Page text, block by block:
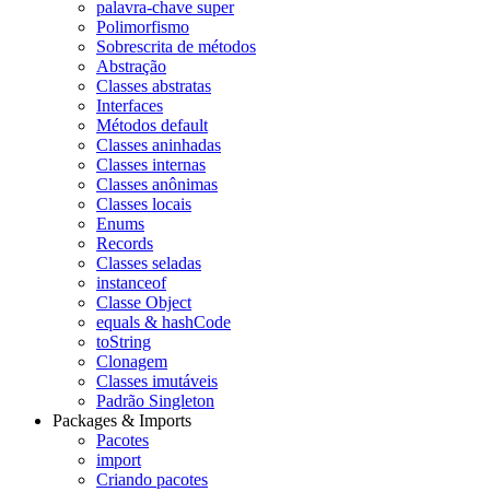
palavra-chave super
Polimorfismo
Sobrescrita de métodos
Abstração
Classes abstratas
Interfaces
Métodos default
Classes aninhadas
Classes internas
Classes anônimas
Classes locais
Enums
Records
Classes seladas
instanceof
Classe Object
equals & hashCode
toString
Clonagem
Classes imutáveis
Padrão Singleton
Packages & Imports
Pacotes
import
Criando pacotes